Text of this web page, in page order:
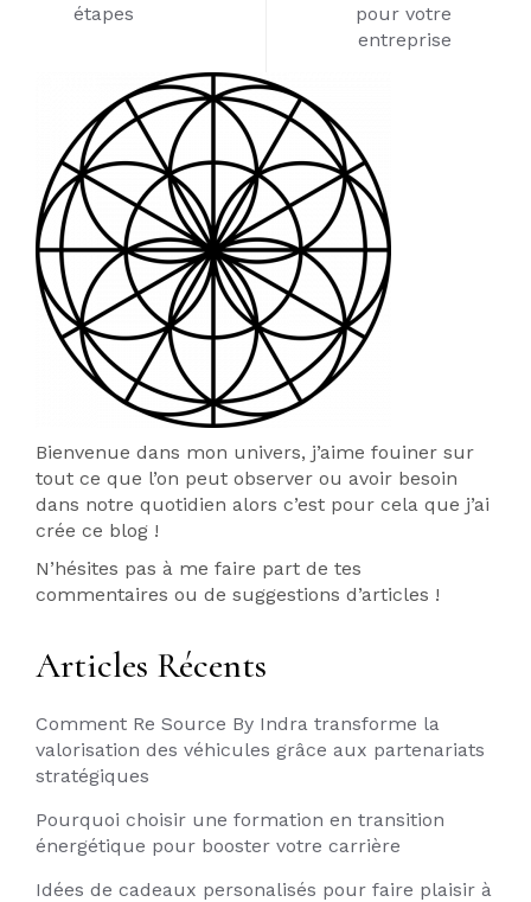
étapes
pour votre
entreprise
Bienvenue dans mon univers, j’aime fouiner sur
tout ce que l’on peut observer ou avoir besoin
dans notre quotidien alors c’est pour cela que j’ai
crée ce blog !
N’hésites pas à me faire part de tes
commentaires ou de suggestions d’articles !
Articles Récents
Comment Re Source By Indra transforme la
valorisation des véhicules grâce aux partenariats
stratégiques
Pourquoi choisir une formation en transition
énergétique pour booster votre carrière
Idées de cadeaux personalisés pour faire plaisir à